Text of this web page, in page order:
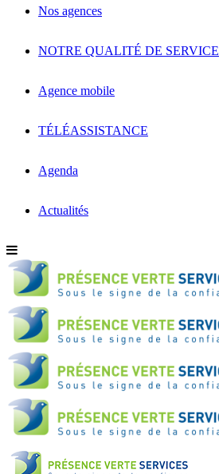
Nos agences
NOTRE QUALITÉ DE SERVICE
Agence mobile
TÉLÉASSISTANCE
Agenda
Actualités